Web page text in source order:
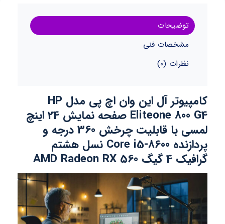
توضیحات
مشخصات فنی
نظرات (0)
کامپیوتر آل این وان اچ پی مدل HP
Eliteone 800 G4 صفحه نمایش 24 اینچ
لمسی با قابلیت چرخش 360 درجه و
پردازنده Core i5-8600 نسل هشتم
گرافیک 4 گیگ AMD Radeon RX 560